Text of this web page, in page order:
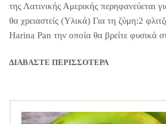
της Λατινικής Αμερικής περηφανεύεται
θα χρειαστείς (Υλικά) Για τη ζύμη:2
Harina Pan την οποία θα βρείτε φυσικά
ΔΙΑΒΆΣΤΕ ΠΕΡΙΣΣΌΤΕΡΑ